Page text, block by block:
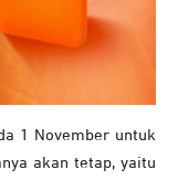
1 November untuk
akan tetap, yaitu